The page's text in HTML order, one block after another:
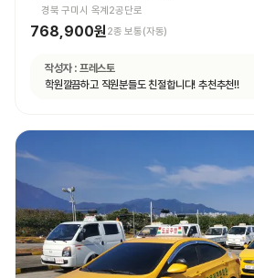
경북 구미시 옥계2공단로
768,900원2종 보통(자동)
작성자 : 프레스토
학원깔끔하고 직원분들도 친절합니다! 추천추천!!